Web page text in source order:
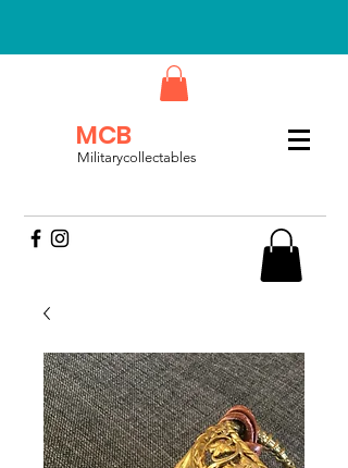
MCB
Militarycollectables